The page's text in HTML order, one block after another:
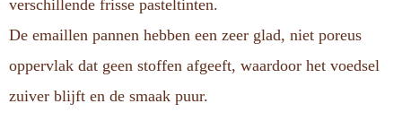
verschillende frisse pasteltinten.
De emaillen pannen hebben een zeer glad, niet poreus
oppervlak dat geen stoffen afgeeft, waardoor het voedsel
zuiver blijft en de smaak puur.